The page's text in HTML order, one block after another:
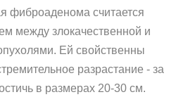
фиброаденома считается
между злокачественной и
Ей свойственны
разрастание - за
в размерах 20-30 см.